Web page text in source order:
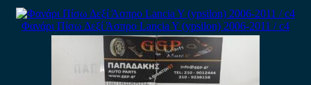
Φανάρι Πίσω Δεξί Άσπρο Lancia Y (ypsilon) 2006-2011 / c4